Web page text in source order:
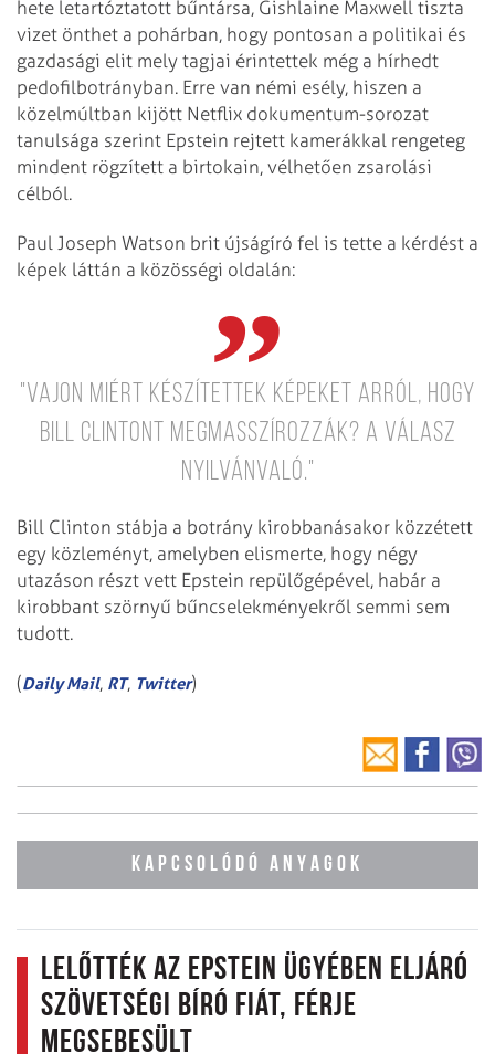
hete letartóztatott bűntársa, Gishlaine Maxwell tiszta
vizet önthet a pohárban, hogy pontosan a politikai és
gazdasági elit mely tagjai érintettek még a hírhedt
pedofilbotrányban. Erre van némi esély, hiszen a
közelmúltban kijött Netflix dokumentum-sorozat
tanulsága szerint Epstein rejtett kamerákkal rengeteg
mindent rögzített a birtokain, vélhetően zsarolási
célból.
Paul Joseph Watson brit újságíró fel is tette a kérdést a
képek láttán a közösségi oldalán:
"Vajon miért készítettek képeket arról, hogy
Bill Clintont megmasszírozzák? A válasz
nyilvánvaló."
Bill Clinton stábja a botrány kirobbanásakor közzétett
egy közleményt, amelyben elismerte, hogy négy
utazáson részt vett Epstein repülőgépével, habár a
kirobbant szörnyű bűncselekményekről semmi sem
tudott.
(Daily Mail, RT, Twitter)
KAPCSOLÓDÓ ANYAGOK
Lelőtték az Epstein ügyében eljáró
szövetségi bíró fiát, férje
megsebesült